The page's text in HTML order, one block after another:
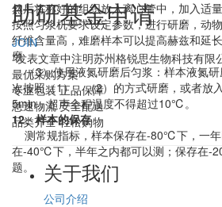
然后将称好的组织放入离心管中，加入适
按照匀浆机要求设定参数，进行研磨，动
纤维含量高，难磨样本可以提高赫兹和延
磨
（3）使用液氮研磨后匀浆：样本液氮研
次按照（1）、（2）的方式研磨，或者放
5min，超声全程温度不得超过10℃。
12、样本的保存
测常规指标，样本保存在-80℃下，一年
在-40℃下，半年之内都可以测；保存在-
题。
助研基金申请
JOIN
*发表文章中注明苏州格锐思生物科技有限
最优采购方案
专业包装 正品保障
急速物流 安全配送
品类齐全 轻松购物
关于我们
公司介绍